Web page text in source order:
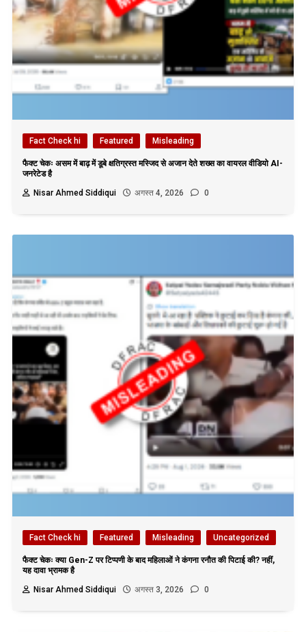
Fact Check hi Featured Misleading
फैक्ट चेकः असम में बाढ़ में डूबे क्षतिग्रस्त मस्जिद से अजान देते शख्स का वायरल वीडियो AI-
जनरेटेड है
Nisar Ahmed Siddiqui
अगस्त 4, 2026 0
Fact Check hi Featured Misleading Uncategorized
फैक्ट चेकः क्या Gen-Z पर टिप्पणी के बाद महिलाओं ने कंगना रनौत की पिटाई की? नहीं,
यह दावा भ्रामक है
Nisar Ahmed Siddiqui
अगस्त 3, 2026 0